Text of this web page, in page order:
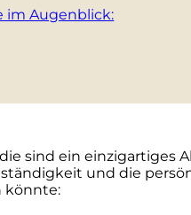
im Augenblick:
sind ein
und die
könnte: